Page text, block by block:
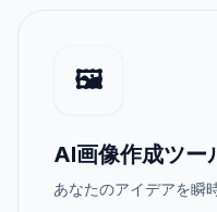
🖼️
AI画像作成ツー
あなたのアイデアを瞬